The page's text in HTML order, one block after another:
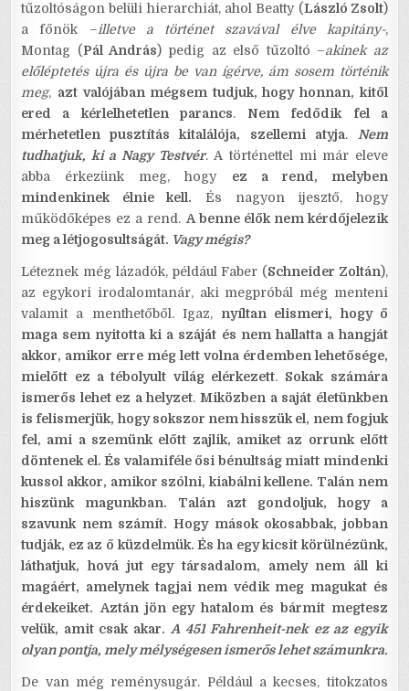
tűzoltóságon belüli hierarchiát, ahol Beatty (László Zsolt)
a főnök –illetve a történet szavával élve kapitány-,
Montag (Pál András) pedig az első tűzoltó –akinek az
előléptetés újra és újra be van ígérve, ám sosem történik
meg, azt valójában mégsem tudjuk, hogy honnan, kitől
ered a kérlelhetetlen parancs.Nem fedődik fel a
mérhetetlen pusztítás kitalálója, szellemi atyja. Nem
tudhatjuk, ki a Nagy Testvér. A történettel mi már eleve
abba érkezünk meg, hogy ez a rend, melyben
mindenkinek élnie kell. És nagyon ijesztő, hogy
működőképes ez a rend.A benne élők nem kérdőjelezik
meg a létjogosultságát. Vagy mégis?
Léteznek még lázadók, például Faber (Schneider Zoltán),
az egykori irodalomtanár, aki megpróbál még menteni
valamit a menthetőből. Igaz, nyíltan elismeri, hogy ő
maga sem nyitotta ki a száját és nem hallatta a hangját
akkor, amikor erre még lett volna érdemben lehetősége,
mielőtt ez a tébolyult világ elérkezett. Sokak számára
ismerős lehet ez a helyzet.Miközben a saját életünkben
is felismerjük, hogy sokszor nem hisszük el, nem fogjuk
fel, ami a szemünk előtt zajlik, amiket az orrunk előtt
döntenek el. És valamiféle ősi bénultság miatt mindenki
kussol akkor, amikor szólni, kiabálni kellene. Talán nem
hiszünk magunkban. Talán azt gondoljuk, hogy a
szavunk nem számít. Hogy mások okosabbak, jobban
tudják, ez az ő küzdelmük. És ha egy kicsit körülnézünk,
láthatjuk, hová jut egy társadalom, amely nem áll ki
magáért, amelynek tagjai nem védik meg magukat és
érdekeiket. Aztán jön egy hatalom és bármit megtesz
velük, amit csak akar. A 451 Fahrenheit-nek ez az egyik
olyan pontja, mely mélységesen ismerős lehet számunkra.
De van még reménysugár. Például a kecses, titokzatos